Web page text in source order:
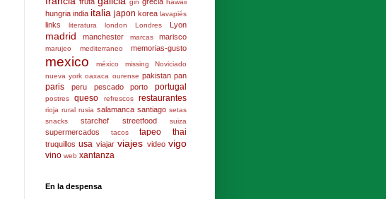
gin hawaii
hungria india italia japon korea lavapiés
links literatura london Londres Lyon
madrid manchester marcas marisco
marujeo mediterraneo memorias-gusto
mexico méxico missing
Noviciado
nueva york oaxaca ourense pakistan pan
paris peru pescado porto portugal
postres queso refrescos restaurantes
rioja rural rusia salamanca santiago setas
snacks
starchef streetfood suiza
supermercados tacos tapeo thai
truquillos usa viajar viajes video vigo
vino web xantanza
En la despensa